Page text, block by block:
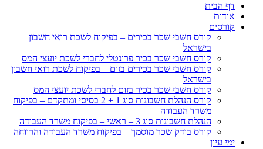
דף הבית
אודות
קורסים
קורס חשבי שכר בכירים – בפיקוח לשכת רואי חשבון
בישראל
קורס חשבי שכר בכיר פרונטלי לחברי לשכת יועצי המס
קורס חשבי שכר בכירים בזום – בפיקוח לשכת רואי חשבון
בישראל
קורס חשבי שכר בכיר בזום לחברי לשכת יועצי המס
קורס הנהלת חשבונות סוג 1 + 2 בסיסי ומתקדם – בפיקוח
משרד העבודה
הנהלת חשבונות סוג 3 – ראשי – בפיקוח משרד העבודה
קורס בודק שכר מוסמך – בפיקוח משרד העבודה והרווחה
ימי עיון